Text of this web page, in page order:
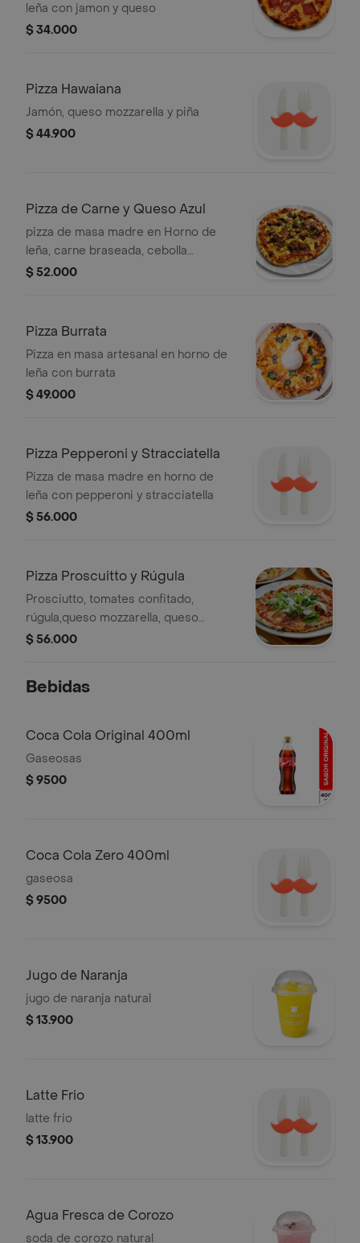
leña con jamon y queso
$ 34.000
Pizza Hawaiana
Jamón, queso mozzarella y piña
$ 44.900
Pizza de Carne y Queso Azul
pizza de masa madre en Horno de
leña, carne braseada, cebolla
caramelizada y queso azul
$ 52.000
Pizza Burrata
Pizza en masa artesanal en horno de
leña con burrata
$ 49.000
Pizza Pepperoni y Stracciatella
Pizza de masa madre en horno de
leña con pepperoni y stracciatella
$ 56.000
Pizza Proscuitto y Rúgula
Prosciutto, tomates confitado,
rúgula,queso mozzarella, queso
parmesano, salsapomodoro.
$ 56.000
Bebidas
Coca Cola Original 400ml
Gaseosas
$ 9500
Coca Cola Zero 400ml
gaseosa
$ 9500
Jugo de Naranja
jugo de naranja natural
$ 13.900
Latte Frio
latte frio
$ 13.900
Agua Fresca de Corozo
soda de corozo natural